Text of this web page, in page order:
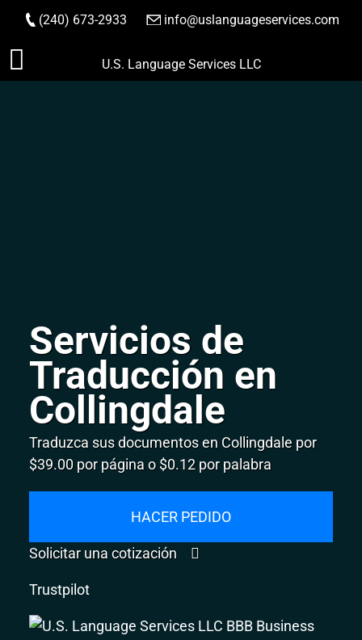
Saltar
(240) 673-2933 info@uslanguageservices.com
HACER PEDIDO
U.S. Language Services LLC
Servicios de
Traducción en
Collingdale
Traduzca sus documentos en Collingdale por
$39.00 por página o $0.12 por palabra
HACER PEDIDO
Solicitar una cotización
Trustpilot